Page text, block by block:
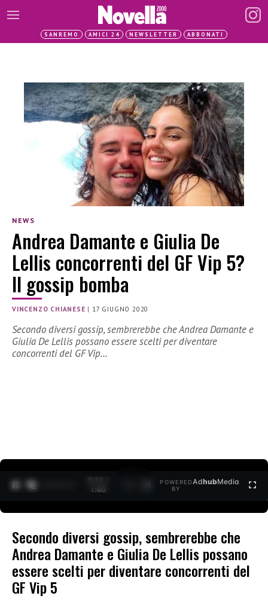
SANREMO AMICI 24 NEWSLETTER ABBONATI
NEWS
Andrea Damante e Giulia De
Lellis concorrenti del GF Vip 5?
Il gossip bomba
VINCENZO CHIANESE | 17 GIUGNO 2020
Secondo diversi gossip, sembrerebbe che Andrea Damante e
Giulia De Lellis possano essere scelti per diventare
concorrenti del GF Vip…
0:12 /
1:40
POWERED
BY
AdhubMedia
Secondo diversi gossip, sembrerebbe che
Andrea Damante e Giulia De Lellis possano
essere scelti per diventare concorrenti del
GF Vip 5